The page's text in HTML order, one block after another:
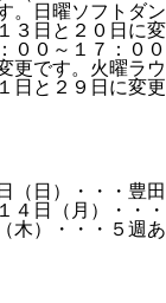
。日曜ソフトダン
３日と２０日に変
００～１７：００
更です。火曜ラウ
日と２９日に変更
（日）・・・豊田
４日（月）・・・
木）・・・５週あ